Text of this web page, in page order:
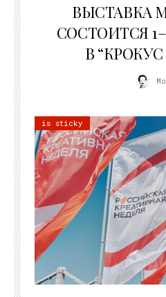
ВЫСТАВКА
СОСТОИТСЯ
В
is sticky